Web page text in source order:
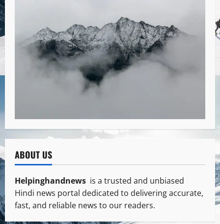
ABOUT US
Helpinghandnews is a trusted and unbiased
Hindi news portal dedicated to delivering accurate,
fast, and reliable news to our readers.